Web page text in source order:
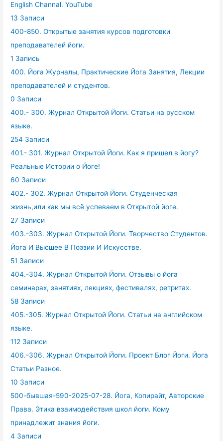
English Channal. YouTube
13 Записи
400-850. Открытые занятия курсов подготовки
преподавателей йоги.
1 Запись
400. Йога Журналы, Практические Йога Занятия, Лекции
преподавателей и студентов.
0 Записи
400.- 300. Журнал Открытой Йоги. Статьи на русском
языке.
254 Записи
401.- 301. Журнал Открытой Йоги. Как я пришел в йогу?
Реальные Истории о Йоге!
60 Записи
402.- 302. Журнал Открытой Йоги. Студенческая
жизнь,или как мы всё успеваем в Открытой йоге.
27 Записи
403.-303. Журнал Открытой Йоги. Творчество Студентов.
Йога И Высшее В Поэзии И Искусстве.
51 Записи
404.-304. Журнал Открытой Йоги. Отзывы о йога
семинарах, занятиях, лекциях, фестивалях, ретритах.
58 Записи
405.-305. Журнал Открытой Йоги. Статьи на английском
языке.
112 Записи
406.-306. Журнал Открытой Йоги. Проект Блог Йоги. Йога
Статьи Разное.
10 Записи
500-бывшая-590-2025-07-28. Йога, Копирайт, Авторские
Права. Этика взаимодействия школ йоги. Кому
принадлежит знания йоги.
4 Записи